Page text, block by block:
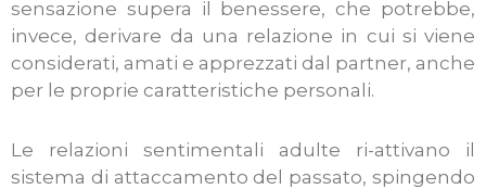
sensazione supera il benessere, che potrebbe,
invece, derivare da una relazione in cui si viene
considerati, amati e apprezzati dal partner, anche
per le proprie caratteristiche personali.
Le relazioni sentimentali adulte ri-attivano il
sistema di attaccamento del passato, spingendo